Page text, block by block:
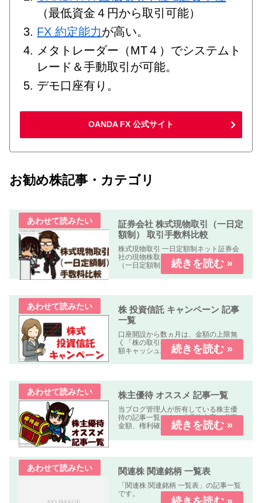
（最低資金４円から取引可能）
FX 約定能力が高い。
メタトレーダー（MT４）でシステムト
レード＆手動取引が可能。
デモ口座有り。
OANDA FX 公式サイト
お勧め株記事・カテゴリ
証券会社 株式現物取引（一日定
額制） 取引手数料比較
株式現物取引 一日定額制ネット証券会
社の現物株取引の「株式手数料比較表
（一日定額制）」を作成しました。何
れの業者も「パソコン、スマートフォ
ン、タブレット」で簡単に口座開設・
使い方社名クリック（スマホはタッ...
株 投資信託 キャンペーン 記事
一覧
口座開設から数ヵ月は、金額の上限無
く「株の取引手数料が無料」又は「全
額キャッシュバック」のキャンペーン
中心に掲載しています。
株主優待 オススメ 記事一覧
当ブログ管理人が所有している株主優
待の記事一覧です。「優待内容、必要
金額、権利確定日、優待到着日、使用
期限、優待利回り、配当利回り、オス
スメ度」などについて解説します。
関連株 関連銘柄 一覧表
「関連株 関連銘柄 一覧表」の記事一覧
です。